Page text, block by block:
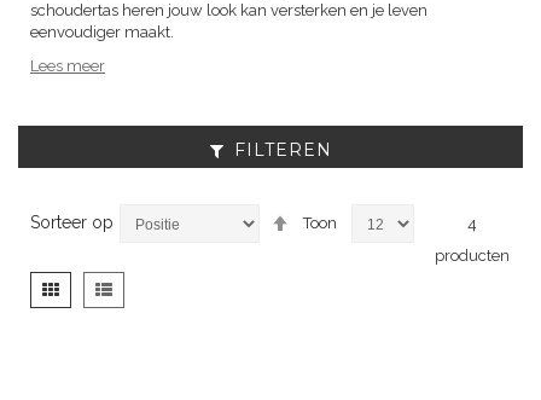
schoudertas heren jouw look kan versterken en je leven
eenvoudiger maakt.
Lees meer
FILTEREN
Sorteer op
Van
Toon
4
producten
Tonen
als
Foto-
tabel
Lijst